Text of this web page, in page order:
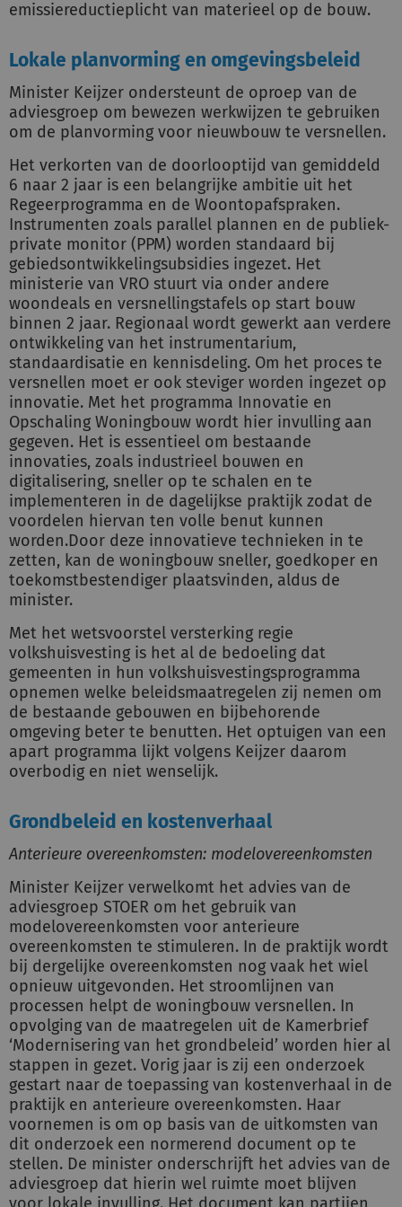
emissiereductieplicht van materieel op de bouw.
Lokale planvorming en omgevingsbeleid
Minister Keijzer ondersteunt de oproep van de
adviesgroep om bewezen werkwijzen te gebruiken
om de planvorming voor nieuwbouw te versnellen.
Het verkorten van de doorlooptijd van gemiddeld
6 naar 2 jaar is een belangrijke ambitie uit het
Regeerprogramma en de Woontopafspraken.
Instrumenten zoals parallel plannen en de publiek-
private monitor (PPM) worden standaard bij
gebiedsontwikkelingsubsidies ingezet. Het
ministerie van VRO stuurt via onder andere
woondeals en versnellingstafels op start bouw
binnen 2 jaar. Regionaal wordt gewerkt aan verdere
ontwikkeling van het instrumentarium,
standaardisatie en kennisdeling. Om het proces te
versnellen moet er ook steviger worden ingezet op
innovatie. Met het programma Innovatie en
Opschaling Woningbouw wordt hier invulling aan
gegeven. Het is essentieel om bestaande
innovaties, zoals industrieel bouwen en
digitalisering, sneller op te schalen en te
implementeren in de dagelijkse praktijk zodat de
voordelen hiervan ten volle benut kunnen
worden.Door deze innovatieve technieken in te
zetten, kan de woningbouw sneller, goedkoper en
toekomstbestendiger plaatsvinden, aldus de
minister.
Met het wetsvoorstel versterking regie
volkshuisvesting is het al de bedoeling dat
gemeenten in hun volkshuisvestingsprogramma
opnemen welke beleidsmaatregelen zij nemen om
de bestaande gebouwen en bijbehorende
omgeving beter te benutten. Het optuigen van een
apart programma lijkt volgens Keijzer daarom
overbodig en niet wenselijk.
Grondbeleid en kostenverhaal
Anterieure overeenkomsten: modelovereenkomsten
Minister Keijzer verwelkomt het advies van de
adviesgroep STOER om het gebruik van
modelovereenkomsten voor anterieure
overeenkomsten te stimuleren. In de praktijk wordt
bij dergelijke overeenkomsten nog vaak het wiel
opnieuw uitgevonden. Het stroomlijnen van
processen helpt de woningbouw versnellen. In
opvolging van de maatregelen uit de Kamerbrief
‘Modernisering van het grondbeleid’ worden hier al
stappen in gezet. Vorig jaar is zij een onderzoek
gestart naar de toepassing van kostenverhaal in de
praktijk en anterieure overeenkomsten. Haar
voornemen is om op basis van de uitkomsten van
dit onderzoek een normerend document op te
stellen. De minister onderschrijft het advies van de
adviesgroep dat hierin wel ruimte moet blijven